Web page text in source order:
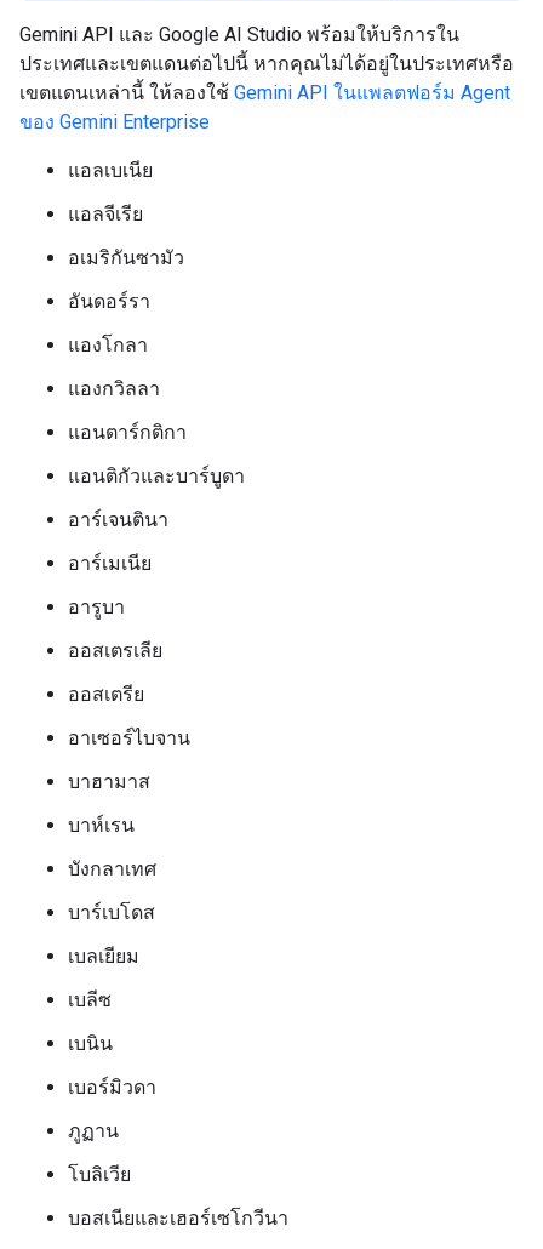
Gemini API และ Google AI Studio พร้อมให้บริการใน
ประเทศและเขตแดนต่อไปนี้ หากคุณไม่ได้อยู่ในประเทศหรือ
เขตแดนเหล่านี้ ให้ลองใช้ Gemini API ในแพลตฟอร์ม Agent
ของ Gemini Enterprise
แอลเบเนีย
แอลจีเรีย
อเมริกันซามัว
อันดอร์รา
แองโกลา
แองกวิลลา
แอนตาร์กติกา
แอนติกัวและบาร์บูดา
อาร์เจนตินา
อาร์เมเนีย
อารูบา
ออสเตรเลีย
ออสเตรีย
อาเซอร์ไบจาน
บาฮามาส
บาห์เรน
บังกลาเทศ
บาร์เบโดส
เบลเยียม
เบลีซ
เบนิน
เบอร์มิวดา
ภูฏาน
โบลิเวีย
บอสเนียและเฮอร์เซโกวีนา